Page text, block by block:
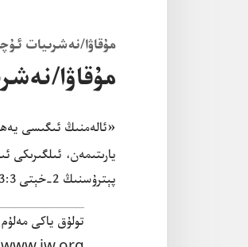
مۇ‌قاۋا/‏​نە‌شرىيات
مۇ‌قاۋا/‏​
‏«ئالە‌منىڭ ئىگىسى
يارىتىمە‌ن،‏
پېترۇ‌سنىڭ 2-‏خېتى 3:‏13
تولۇ‌ق ياكى مە‌لۇ‌م بىر بۆلىكى 280 تىلغا تە‌رجىمە